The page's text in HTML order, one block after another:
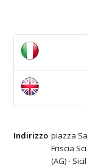
Indirizzo piazza
Friscia
(AG) -